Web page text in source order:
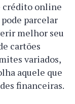
crédito online
parcelar
melhor seu
cartões
variados,
aquele que
financeiras.